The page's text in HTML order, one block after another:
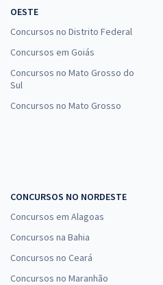
OESTE
Concursos no Distrito Federal
Concursos em Goiás
Concursos no Mato Grosso do
Sul
Concursos no Mato Grosso
CONCURSOS NO NORDESTE
Concursos em Alagoas
Concursos na Bahia
Concursos no Ceará
Concursos no Maranhão